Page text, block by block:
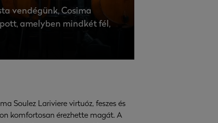
vendégünk, Cosima
amelyben mindkét fél,
Soulez Lariviere virtuóz, feszes és
komfortosan érezhette magát. A